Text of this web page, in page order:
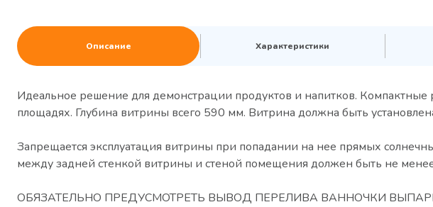
Описание Характеристики
Идеальное решение для демонстрации продуктов и напитков.
площадях. Глубина витрины всего 590 мм. Витрина должна быть
Запрещается эксплуатация витрины при попадании на нее прямых
между задней стенкой витрины и стеной помещения должен быть не
ОБЯЗАТЕЛЬНО ПРЕДУСМОТРЕТЬ ВЫВОД ПЕРЕЛИВА ВАННОЧКИ